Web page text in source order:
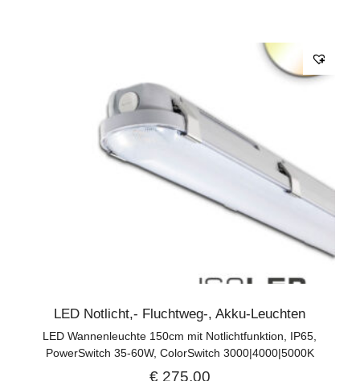
LED Notlicht,- Fluchtweg-, Akku-Leuchten
LED Wannenleuchte 150cm mit Notlichtfunktion, IP65,
PowerSwitch 35-60W, ColorSwitch 3000|4000|5000K
€275,00